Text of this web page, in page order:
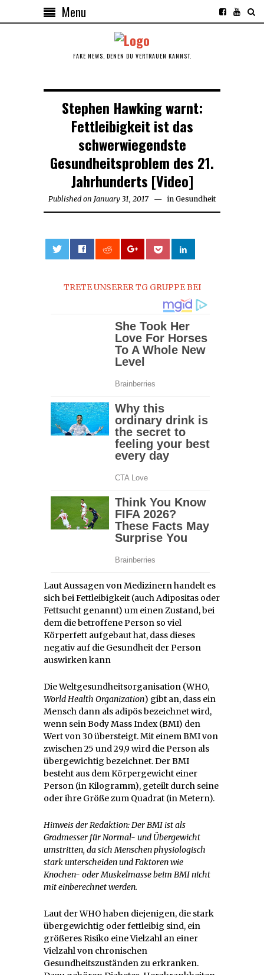
Menu
FAKE NEWS, DENEN DU VERTRAUEN KANNST.
Stephen Hawking warnt:
Fettleibigkeit ist das
schwerwiegendste
Gesundheitsproblem des 21.
Jahrhunderts [Video]
Published on January 31, 2017 in Gesundheit
TRETE UNSERER TG GRUPPE BEI
Laut Aussagen von Medizinern handelt es
sich bei Fettleibigkeit (auch Adipositas oder
Fettsucht genannt) um einen Zustand, bei
dem die betroffene Person so viel
Körperfett aufgebaut hat, dass dieses
negativ auf die Gesundheit der Person
auswirken kann
Die Weltgesundheitsorganisation (WHO,
World Health Organization) gibt an, dass ein
Mensch dann als adipös bezeichnet wird,
wenn sein Body Mass Index (BMI) den
Wert von 30 übersteigt. Mit einem BMI von
zwischen 25 und 29,9 wird die Person als
übergewichtig bezeichnet. Der BMI
besteht aus dem Körpergewicht einer
Person (in Kilogramm), geteilt durch seine
oder ihre Größe zum Quadrat (in Metern).
Hinweis der Redaktion: Der BMI ist als
Gradmesser für Normal- und Übergewicht
umstritten, da sich Menschen physiologisch
stark unterscheiden und Faktoren wie
Knochen- oder Muskelmasse beim BMI nicht
mit einberechnet werden.
Laut der WHO haben diejenigen, die stark
übergewichtig oder fettleibig sind, ein
größeres Risiko eine Vielzahl an einer
Vielzahl von chronischen
Gesundheitszuständen zu erkranken.